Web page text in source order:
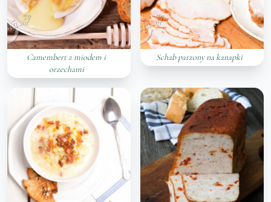
Camembert z miodem i
orzechami
Schab parzony na kanapki